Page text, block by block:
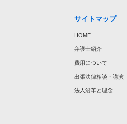
サイトマップ
HOME
弁護士紹介
費用について
出張法律相談・講演
法人沿革と理念